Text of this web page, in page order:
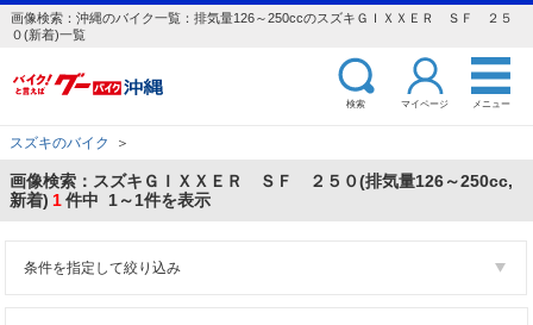
画像検索：沖縄のバイク一覧：排気量126～250ccのスズキＧＩＸＸＥＲ ＳＦ ２５
０(新着)一覧
検索 マイページ メニュー
スズキのバイク ＞
画像検索：スズキＧＩＸＸＥＲ ＳＦ ２５０(排気量126～250cc,
新着) 1件中 1～1件を表示
条件を指定して絞り込み